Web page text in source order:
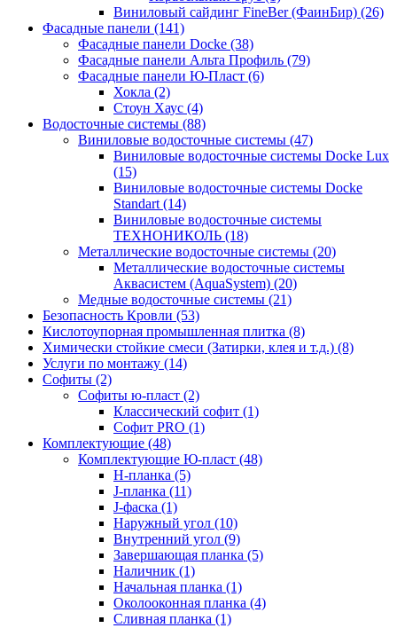
Виниловый сайдинг FineBer (ФаинБир) (26)
Фасадные панели (141)
Фасадные панели Docke (38)
Фасадные панели Альта Профиль (79)
Фасадные панели Ю-Пласт (6)
Хокла (2)
Стоун Хаус (4)
Водосточные системы (88)
Виниловые водосточные системы (47)
Виниловые водосточные системы Docke Lux
(15)
Виниловые водосточные системы Docke
Standart (14)
Виниловые водосточные системы
ТЕХНОНИКОЛЬ (18)
Металлические водосточные системы (20)
Металлические водосточные системы
Аквасистем (AquaSystem) (20)
Медные водосточные системы (21)
Безопасность Кровли (53)
Кислотоупорная промышленная плитка (8)
Химически стойкие смеси (Затирки, клея и т.д.) (8)
Услуги по монтажу (14)
Софиты (2)
Софиты ю-пласт (2)
Классический софит (1)
Софит PRO (1)
Комплектующие (48)
Комплектующие Ю-пласт (48)
H-планка (5)
J-планка (11)
J-фаска (1)
Наружный угол (10)
Внутренний угол (9)
Завершающая планка (5)
Наличник (1)
Начальная планка (1)
Околооконная планка (4)
Сливная планка (1)